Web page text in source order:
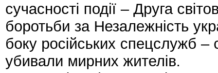
сучасності події – Друга
боротьби за Незалежність
боку російських спецслужб –
убивали мирних жителів.